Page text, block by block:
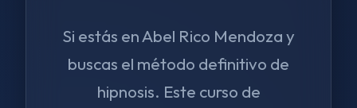
Si estás en Abel Rico Mendoza y
buscas el método definitivo de
hipnosis. Este curso de